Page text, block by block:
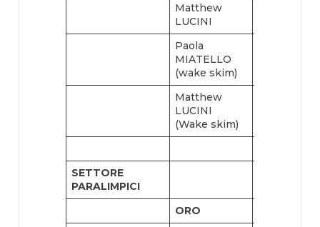
Matthew
LUCINI
Paola
MIATELLO
(wake skim)
Matthew
LUCINI
(Wake skim)
SETTORE
PARALIMPICI
ORO